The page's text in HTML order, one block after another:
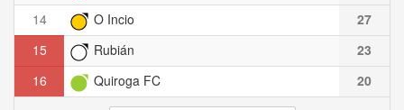
14
O Incio
27
15
Rubián
23
16
Quiroga FC 20